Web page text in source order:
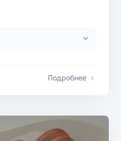
Подробнее